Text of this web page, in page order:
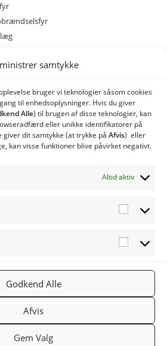
samtykke
bruger vi teknologier såsom cookies
til enhedsoplysninger. Hvis du giver
Alle) til brugen af ​​disse teknologier, kan
eller unikke identifikatorer på
giver dit samtykke (at trykke på Afvis) eller
kan visse funktioner blive påvirket negativt.
Altid aktiv
Godkend Alle
Afvis
Gem Valg
cellesluse
TWINHEA
Gå til
Twinheat.
dk
nyhedsbr